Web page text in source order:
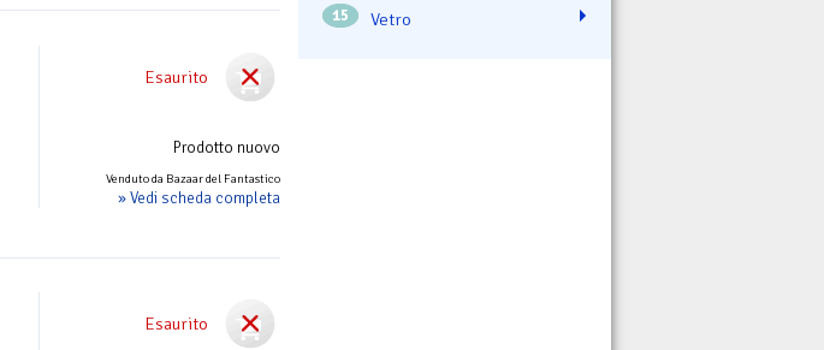
Esaurito
Prodotto nuovo
Venduto da Bazaar del Fantastico
» Vedi scheda completa
Esaurito
15 Vetro